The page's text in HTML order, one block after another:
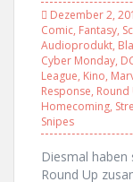
Dezember 2,
Comic, Fantasy,
Audioprodukt,
Cyber Monday,
League, Kino,
Response, Round
Homecoming,
Snipes
Diesmal
Round Up